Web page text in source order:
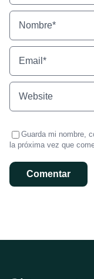
Guarda mi nombre,
la próxima vez que